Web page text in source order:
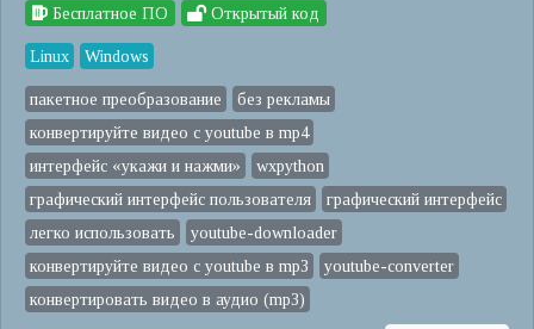
Бесплатное ПО Открытый код
Linux Windows
пакетное преобразование
без рекламы
конвертируйте видео с youtube в mp4
интерфейс «укажи и нажми»
wxpython
графический интерфейс пользователя
графический интерфейс
легко использовать
youtube-downloader
конвертируйте видео с youtube в mp3
youtube-converter
конвертировать видео в аудио (mp3)